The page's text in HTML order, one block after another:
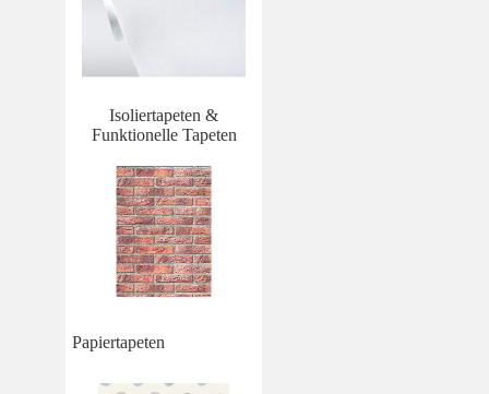
Isoliertapeten &
Funktionelle Tapeten
Papiertapeten